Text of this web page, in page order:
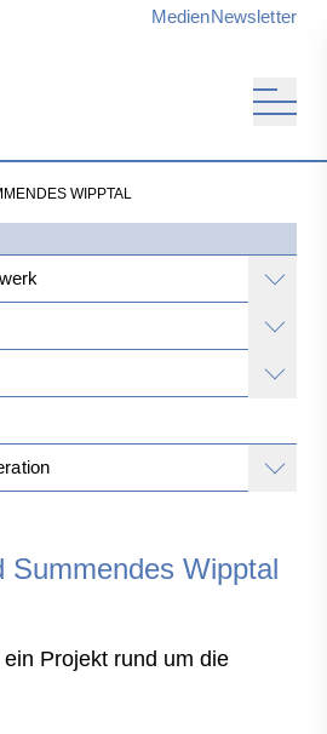
MedienNewsletter
WIPPTAL
Summendes Wipptal
Projekt rund um die